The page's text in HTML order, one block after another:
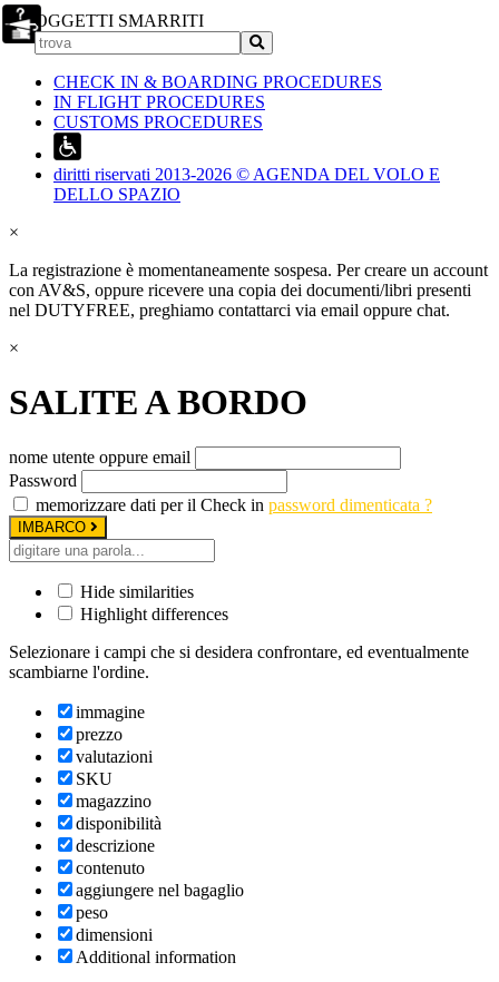
OGGETTI SMARRITI
CHECK IN & BOARDING PROCEDURES
IN FLIGHT PROCEDURES
CUSTOMS PROCEDURES
diritti riservati 2013-2026 © AGENDA DEL VOLO E
DELLO SPAZIO
×
La registrazione è momentaneamente sospesa. Per creare un account
con AV&S, oppure ricevere una copia dei documenti/libri presenti
nel DUTYFREE, preghiamo contattarci via email oppure chat.
×
SALITE A BORDO
nome utente oppure email
Password
memorizzare dati per il Check in password dimenticata ?
IMBARCO
Hide similarities
Highlight differences
Selezionare i campi che si desidera confrontare, ed eventualmente
scambiarne l'ordine.
immagine
prezzo
valutazioni
SKU
magazzino
disponibilità
descrizione
contenuto
aggiungere nel bagaglio
peso
dimensioni
Additional information